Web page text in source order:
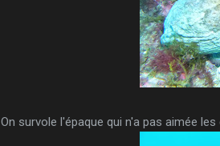
On survole l'épaque qui n'a pas aimée